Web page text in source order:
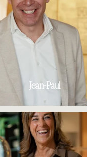
Jean-Paul